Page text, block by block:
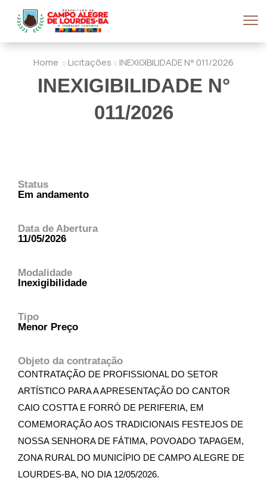
Home Licitações INEXIGIBILIDADE N° 011/2026
INEXIGIBILIDADE N°
011/2026
Status
Em andamento
Data de Abertura
11/05/2026
Modalidade
Inexigibilidade
Tipo
Menor Preço
Objeto da contratação
CONTRATAÇÃO DE PROFISSIONAL DO SETOR
ARTÍSTICO PARA A APRESENTAÇÃO DO CANTOR
CAIO COSTTA E FORRÓ DE PERIFERIA, EM
COMEMORAÇÃO AOS TRADICIONAIS FESTEJOS DE
NOSSA SENHORA DE FÁTIMA, POVOADO TAPAGEM,
ZONA RURAL DO MUNICÍPIO DE CAMPO ALEGRE DE
LOURDES-BA, NO DIA 12/05/2026.